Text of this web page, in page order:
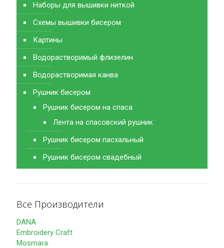
Наборы для вышивки ниткой
Схемы вышивки бисером
Картины
Водорастворимый флизелин
Водорастворимая канва
Рушник бисером
Рушник бисером на спаса
Лента на спасовский рушник
Рушник бисером пасхальный
Рушник бисером свадебный
Все Производители
DANA
Embroidery Craft
Mosmara